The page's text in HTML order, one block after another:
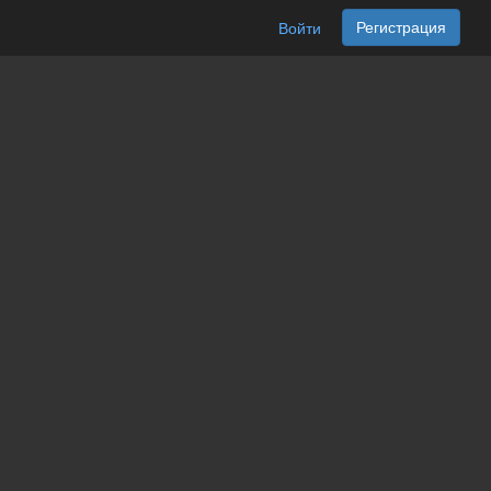
Войти Регистрация